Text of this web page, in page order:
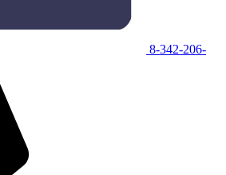
8-342-206-